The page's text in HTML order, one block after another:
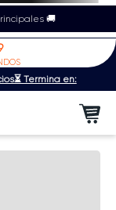
🚚
Termina en: